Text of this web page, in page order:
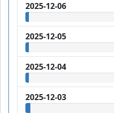
2025-12-06
2025-12-05
2025-12-04
2025-12-03